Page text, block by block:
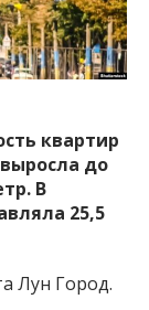
о событиях
и области.
квартир
до
В
25,5
Лун Город.